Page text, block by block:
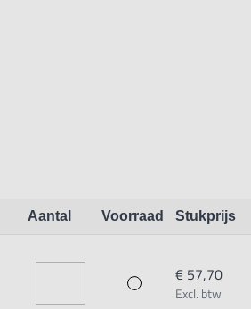
Aantal Voorraad Stukprijs
€ 57,70
Excl. btw